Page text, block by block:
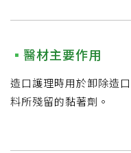
醫材主要作用
造口護理時用於卸除造
料所殘留的黏著劑。